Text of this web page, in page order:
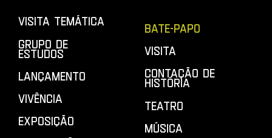
Visita Temática
Grupo de
Estudos
Lançamento
Vivência
Exposição
Bate-papo
Visita
Contação de
História
Teatro
Música